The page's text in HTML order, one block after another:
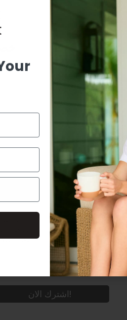
وومن سيكريت
حصرية، أحدث صيحات
مشتريتك القادمة عبر الإنترنت.
!اشترك الان
الموافقة
وقت